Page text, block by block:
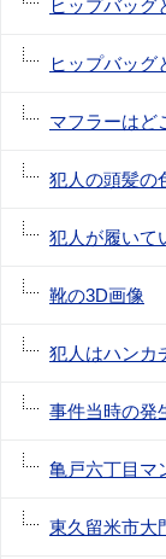
ヒップバッグ
ヒップバッグ
マフラーはど
犯人の頭髪の
犯人が履いて
靴の3D画像
犯人はハンカ
事件当時の発
亀戸六丁目マ
東久留米市大